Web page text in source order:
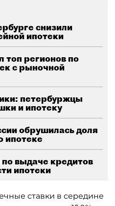
снизили
ипотеки
топ регионов по
с рыночной
петербуржцы
и ипотеку
обрушилась доля
ипотеке
выдаче кредитов
ипотеки
ставки в середине